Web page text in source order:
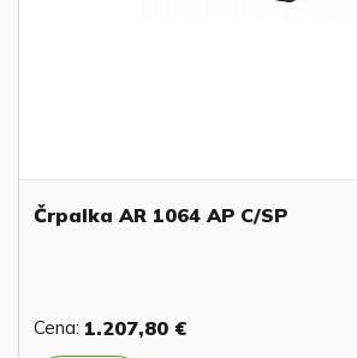
Črpalka AR 1064 AP C/SP
Cena: 1.207,80 €